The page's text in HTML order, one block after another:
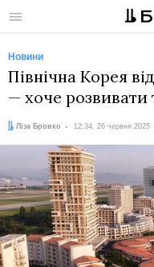
Меню
Новини
Північна Корея
— хоче розвивати
Автор:
Ліза Бровко
Дата: 12:34, 26 червня 2025